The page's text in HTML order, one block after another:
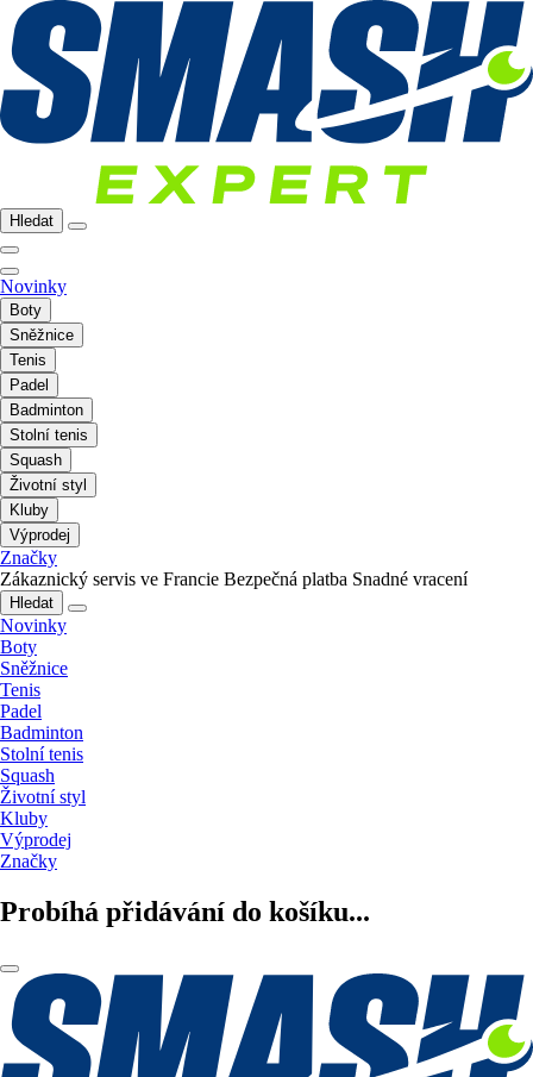
Hledat
Novinky
Boty
Sněžnice
Tenis
Padel
Badminton
Stolní tenis
Squash
Životní styl
Kluby
Výprodej
Značky
Zákaznický servis ve Francie Bezpečná platba Snadné vracení
Hledat
Novinky
Boty
Sněžnice
Tenis
Padel
Badminton
Stolní tenis
Squash
Životní styl
Kluby
Výprodej
Značky
Probíhá přidávání do košíku...